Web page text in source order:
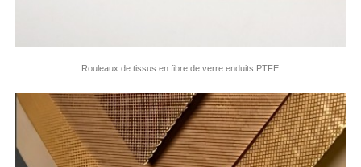
Rouleaux de tissus en fibre de verre enduits PTFE